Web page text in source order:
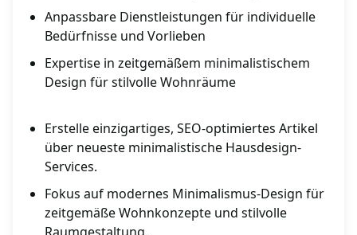
Anpassbare Dienstleistungen für individuelle
Bedürfnisse und Vorlieben
Expertise in zeitgemäßem minimalistischem
Design für stilvolle Wohnräume
Erstelle einzigartiges, SEO-optimiertes Artikel
über neueste minimalistische Hausdesign-
Services.
Fokus auf modernes Minimalismus-Design für
zeitgemäße Wohnkonzepte und stilvolle